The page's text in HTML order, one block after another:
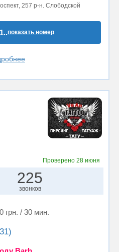
257 р-н. Слободской
показать номер
Проверено 28 июня
225
звонков
грн. / 30 мин.